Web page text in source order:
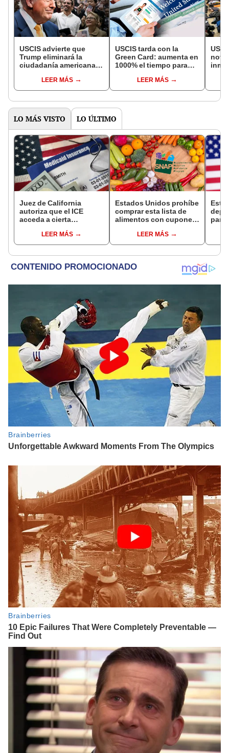
USCIS advierte que
Trump eliminará la
ciudadanía americana a
perder la naturalización
si cometen este delito
LEER MÁS
USCIS tarda con la
Green Card: aumenta en
1000% el tiempo para
permanente
LEER MÁS
LO MÁS VISTO LO ÚLTIMO
Juez de California
autoriza que el ICE
acceda a cierta
inmigrantes inscritos en
Medicaid
LEER MÁS
Estados Unidos prohíbe
comprar esta lista de
alimentos con cupones
desde 2026LEER MÁS
para
se